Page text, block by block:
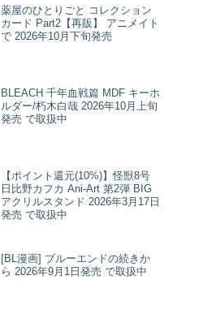
薬屋のひとりごと コレクション
カード Part2【再販】 アニメイト
で 2026年10月下旬発売
BLEACH 千年血戦篇 MDF キーホ
ルダー/朽木白哉 2026年10月上旬
発売 で取扱中
【ポイント還元(10%)】怪獣8号
日比野カフカ Ani-Art 第2弾 BIG
アクリルスタンド 2026年3月17日
発売 で取扱中
[BL漫画] ブルーエンドの続きか
ら 2026年9月1日発売 で取扱中